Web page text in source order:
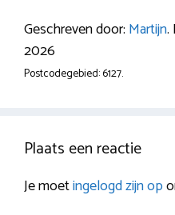
Geschreven door: Martijn.
2026
Postcodegebied: 6127.
Plaats een reactie
Je moetingelogd zijn op